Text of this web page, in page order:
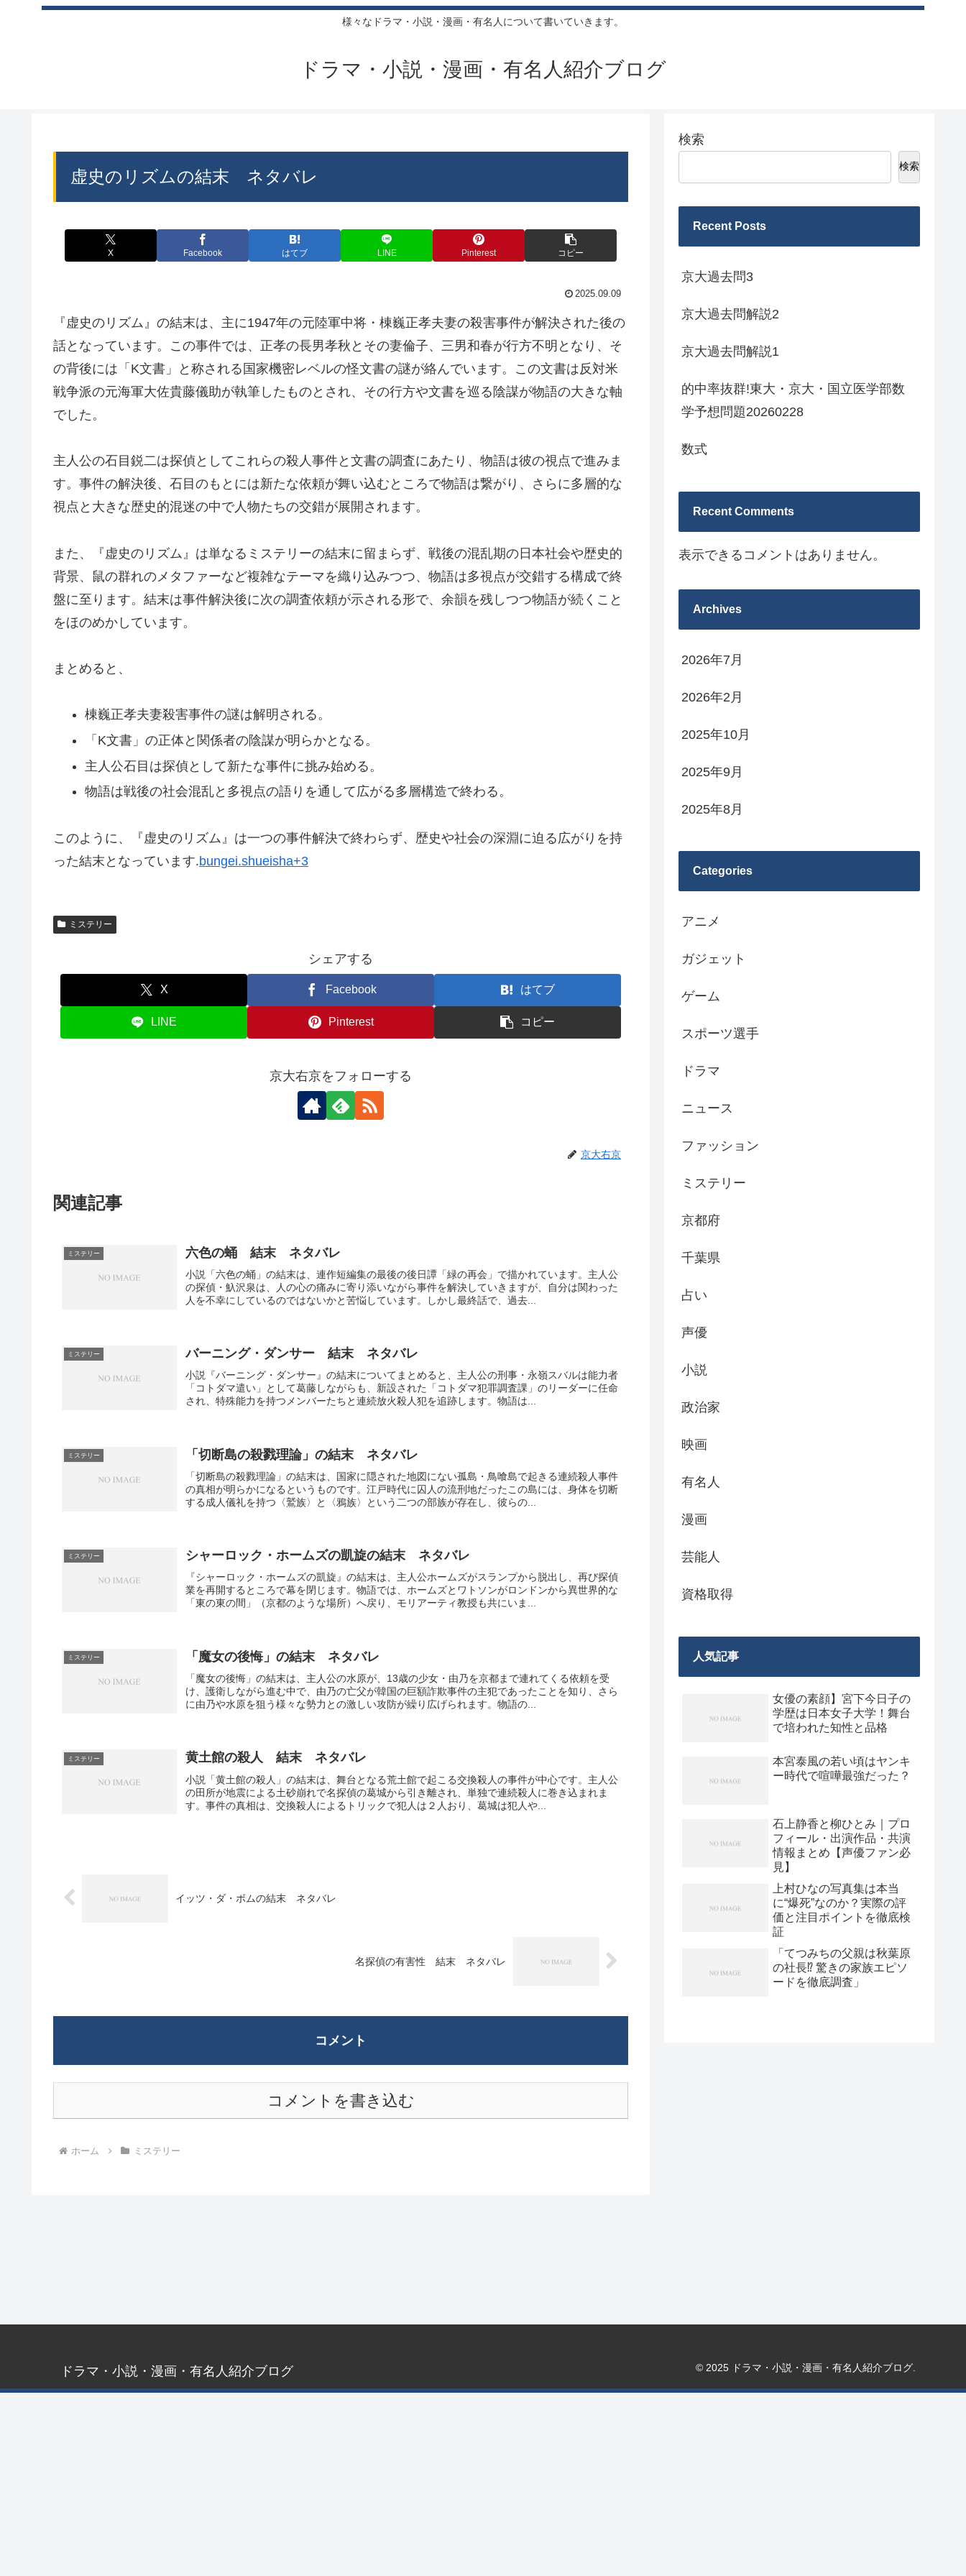
様々なドラマ・小説・漫画・有名人について書いていきます。
ドラマ・小説・漫画・有名人紹介ブログ
虚史のリズムの結末 ネタバレ
X Facebook はてブ LINE Pinterest コピー
2025.09.09
『虚史のリズム』の結末は、主に1947年の元陸軍中将・棟巍正孝夫妻の殺害事件が解決された後の
話となっています。この事件では、正孝の長男孝秋とその妻倫子、三男和春が行方不明となり、そ
の背後には「K文書」と称される国家機密レベルの怪文書の謎が絡んでいます。この文書は反対米
戦争派の元海軍大佐貴藤儀助が執筆したものとされ、その行方や文書を巡る陰謀が物語の大きな軸
でした。
主人公の石目鋭二は探偵としてこれらの殺人事件と文書の調査にあたり、物語は彼の視点で進みま
す。事件の解決後、石目のもとには新たな依頼が舞い込むところで物語は繋がり、さらに多層的な
視点と大きな歴史的混迷の中で人物たちの交錯が展開されます。
また、『虚史のリズム』は単なるミステリーの結末に留まらず、戦後の混乱期の日本社会や歴史的
背景、鼠の群れのメタファーなど複雑なテーマを織り込みつつ、物語は多視点が交錯する構成で終
盤に至ります。結末は事件解決後に次の調査依頼が示される形で、余韻を残しつつ物語が続くこと
をほのめかしています。
まとめると、
棟巍正孝夫妻殺害事件の謎は解明される。
「K文書」の正体と関係者の陰謀が明らかとなる。
主人公石目は探偵として新たな事件に挑み始める。
物語は戦後の社会混乱と多視点の語りを通して広がる多層構造で終わる。
このように、『虚史のリズム』は一つの事件解決で終わらず、歴史や社会の深淵に迫る広がりを持
った結末となっています.bungei.shueisha+3
ミステリー
シェアする
X Facebook はてブ
LINE Pinterest コピー
京大右京をフォローする
京大右京
関連記事
ミステリー 六色の蛹 結末 ネタバレ
小説「六色の蛹」の結末は、連作短編集の最後の後日譚「緑の再会」で描かれています。主人公
の探偵・魞沢泉は、人の心の痛みに寄り添いながら事件を解決していきますが、自分は関わった
人を不幸にしているのではないかと苦悩しています。しかし最終話で、過去...
ミステリー バーニング・ダンサー 結末 ネタバレ
小説『バーニング・ダンサー』の結末についてまとめると、主人公の刑事・永嶺スバルは能力者
「コトダマ遣い」として葛藤しながらも、新設された「コトダマ犯罪調査課」のリーダーに任命
され、特殊能力を持つメンバーたちと連続放火殺人犯を追跡します。物語は...
ミステリー 「切断島の殺戮理論」の結末 ネタバレ
「切断島の殺戮理論」の結末は、国家に隠された地図にない孤島・鳥喰島で起きる連続殺人事件
の真相が明らかになるというものです。江戸時代に囚人の流刑地だったこの島には、身体を切断
する成人儀礼を持つ〈鷲族〉と〈鴉族〉という二つの部族が存在し、彼らの...
ミステリー シャーロック・ホームズの凱旋の結末 ネタバレ
『シャーロック・ホームズの凱旋』の結末は、主人公ホームズがスランプから脱出し、再び探偵
業を再開するところで幕を閉じます。物語では、ホームズとワトソンがロンドンから異世界的な
「東の東の間」（京都のような場所）へ戻り、モリアーティ教授も共にいま...
ミステリー 「魔女の後悔」の結末 ネタバレ
「魔女の後悔」の結末は、主人公の水原が、13歳の少女・由乃を京都まで連れてくる依頼を受
け、護衛しながら進む中で、由乃の亡父が韓国の巨額詐欺事件の主犯であったことを知り、さら
に由乃や水原を狙う様々な勢力との激しい攻防が繰り広げられます。物語の...
ミステリー 黄土館の殺人 結末 ネタバレ
小説「黄土館の殺人」の結末は、舞台となる荒土館で起こる交換殺人の事件が中心です。主人公
の田所が地震による土砂崩れで名探偵の葛城から引き離され、単独で連続殺人に巻き込まれま
す。事件の真相は、交換殺人によるトリックで犯人は２人おり、葛城は犯人や...
イッツ・ダ・ボムの結末 ネタバレ
名探偵の有害性 結末 ネタバレ
コメント
コメントを書き込む
ホーム ミステリー
検索
検索
Recent Posts
京大過去問3
京大過去問解説2
京大過去問解説1
的中率抜群!東大・京大・国立医学部数
学予想問題20260228
数式
Recent Comments
表示できるコメントはありません。
Archives
2026年7月
2026年2月
2025年10月
2025年9月
2025年8月
Categories
アニメ
ガジェット
ゲーム
スポーツ選手
ドラマ
ニュース
ファッション
ミステリー
京都府
千葉県
占い
声優
小説
政治家
映画
有名人
漫画
芸能人
資格取得
人気記事
女優の素顔】宮下今日子の
学歴は日本女子大学！舞台
で培われた知性と品格
本宮泰風の若い頃はヤンキ
ー時代で喧嘩最強だった？
石上静香と柳ひとみ｜プロ
フィール・出演作品・共演
情報まとめ【声優ファン必
見】
上村ひなの写真集は本当
に“爆死”なのか？実際の評
価と注目ポイントを徹底検
証
「てつみちの父親は秋葉原
の社長⁉ 驚きの家族エピソ
ードを徹底調査」
ドラマ・小説・漫画・有名人紹介ブログ © 2025 ドラマ・小説・漫画・有名人紹介ブログ.